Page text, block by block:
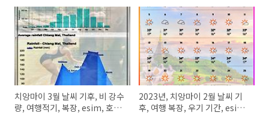
치앙마이 3월 날씨 기후, 비 강수
량, 여행적기, 복장, esim, 호텔
2023년, 치앙마이 2월 날씨 기
후, 여행 복장, 우기 기간, esim,